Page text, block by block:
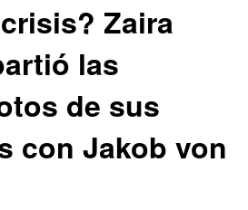
Zaira
las
de sus
con Jakob von